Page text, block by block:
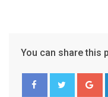
You can share this